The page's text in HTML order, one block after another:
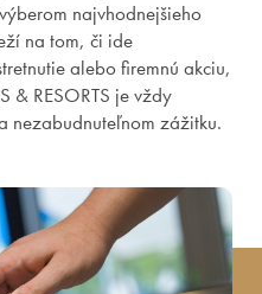
najvhodnejšieho
na tom, či ide
alebo firemnú akciu,
& RESORTS je vždy
nezabudnuteľnom zážitku.